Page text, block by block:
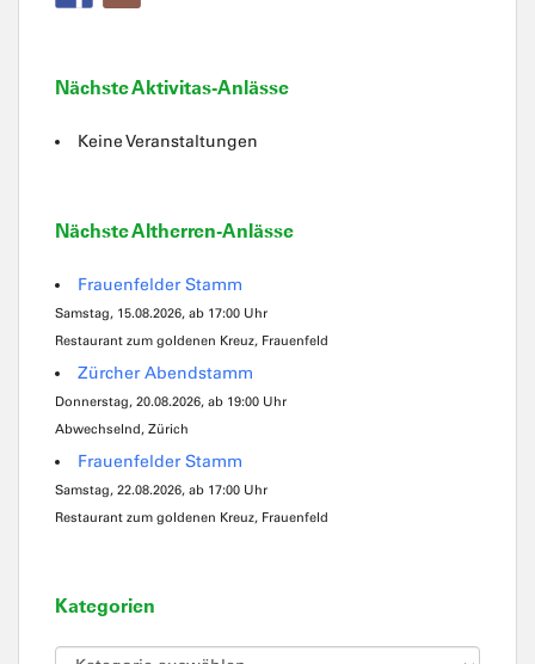
Nächste Aktivitas-Anlässe
Keine Veranstaltungen
Nächste Altherren-Anlässe
Frauenfelder Stamm
Samstag, 15.08.2026, ab 17:00 Uhr
Restaurant zum goldenen Kreuz, Frauenfeld
Zürcher Abendstamm
Donnerstag, 20.08.2026, ab 19:00 Uhr
Abwechselnd, Zürich
Frauenfelder Stamm
Samstag, 22.08.2026, ab 17:00 Uhr
Restaurant zum goldenen Kreuz, Frauenfeld
Kategorien
Kategorien